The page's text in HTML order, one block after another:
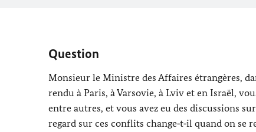
Question
Monsieur le Ministre des Affaires étrangères,
rendu à Paris, à Varsovie, à Lviv et en Israël,
entre autres, et vous avez eu des discussions
regard sur ces conflits change‑t‑il quand on se